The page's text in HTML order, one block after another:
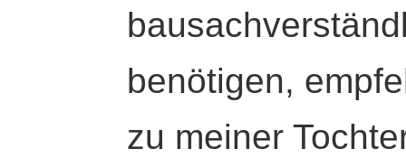
benötigen,
zu meiner